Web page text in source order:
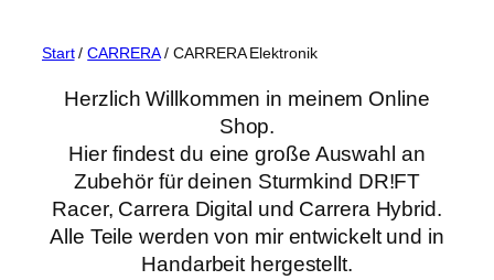
Start/CARRERA/ CARRERA Elektronik
Herzlich Willkommen in meinem Online
Shop.
Hier findest du eine große Auswahl an
Zubehör für deinen Sturmkind DR!FT
Racer, Carrera Digital und Carrera Hybrid.
Alle Teile werden von mir entwickelt und in
Handarbeit hergestellt.